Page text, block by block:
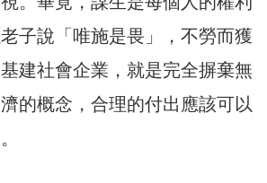
子說「唯施是畏」，不勞而獲
建社會企業，就是完全摒棄無
的概念，合理的付出應該可以